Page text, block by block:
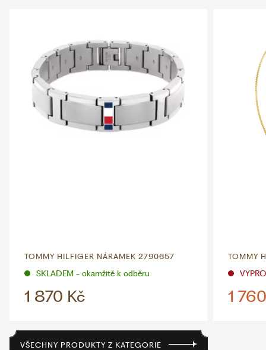
TOMMY HILFIGER NÁRAMEK 2790657
SKLADEM - okamžitě k odběru
1 870 Kč
TOMMY
1
VŠECHNY PRODUKTY Z KATEGORIE